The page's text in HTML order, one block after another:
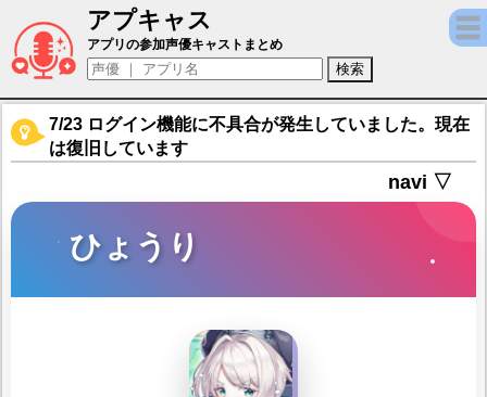
アプキャス
ひょうり（声優：七瀬こより(非公開))【あ
アプリの参加声優キャストまとめ
7/23 ログイン機能に不具合が発生していました。現在
は復旧しています
navi ▽
ひょうり